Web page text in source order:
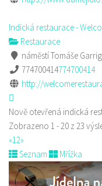
Indická restaurace -
Restaurace
náměstí Tomáše
774700414774700414
http://
Nově otevřená indická
Zobrazeno 1 - 20 z 23
«12»
Seznam
Mřížka